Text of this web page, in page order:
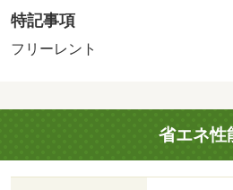
社】詳細はお問い合わせ下さい
号０５８－２５３－２２２３
特記事項
フリーレント
省エネ性